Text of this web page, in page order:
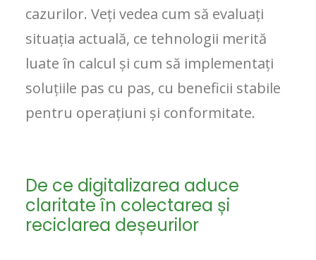
cazurilor. Veți vedea cum să evaluați
situația actuală, ce tehnologii merită
luate în calcul și cum să implementați
soluțiile pas cu pas, cu beneficii stabile
pentru operațiuni și conformitate.
De ce digitalizarea aduce
claritate în colectarea și
reciclarea deșeurilor